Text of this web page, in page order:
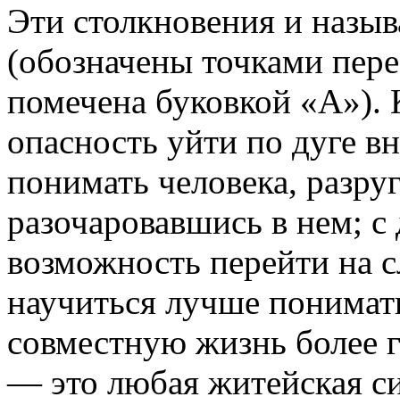
Эти столкновения и
(обозначены точками
помечена буковкой «А»).
опасность уйти по дуге
понимать человека,
разочаровавшись в нем;
возможность перейти на
научиться лучше
совместную жизнь более
— это любая житейская